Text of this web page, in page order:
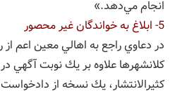
انجام مي‌دهد.»
5- ابلاغ به خواندگان غير محصور
در دعاوي راجع به اهالي معين اعم
کلانشهرها علاوه بر يك نوبت آگهي
كثيرالانتشار، يك نسخه از